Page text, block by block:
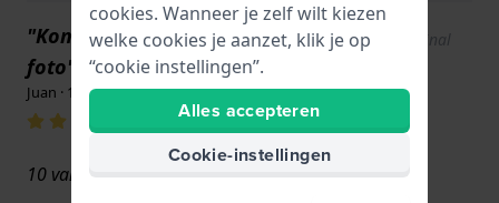
"Komt precies overeen met de
foto's"
Show original
Juan · 17 juni 2022
10 van 10
cookies. Wanneer je zelf wilt kiezen
welke cookies je aanzet, klik je op
“cookie instellingen”.
Alles accepteren
Cookie-instellingen